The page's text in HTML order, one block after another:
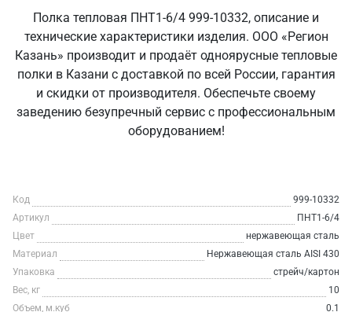
Полка тепловая ПНТ1-6/4 999-10332, описание и
технические характеристики изделия. ООО «Регион
Казань» производит и продаёт одноярусные тепловые
полки в Казани с доставкой по всей России, гарантия
и скидки от производителя. Обеспечьте своему
заведению безупречный сервис с профессиональным
оборудованием!
Код
999-10332
Артикул
ПНТ1-6/4
Цвет
нержавеющая сталь
Материал
Нержавеющая сталь AISI 430
Упаковка
стрейч/картон
Вес, кг
10
Объем, м.куб
0.1